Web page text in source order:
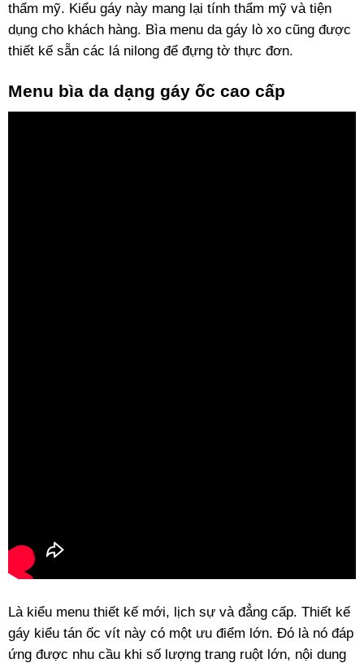
thẩm mỹ. Kiểu gáy này mang lại tính thẩm mỹ và tiện
dụng cho khách hàng. Bìa menu da gáy lò xo cũng được
thiết kế sẵn các lá nilong để đựng tờ thực đơn.
Menu bìa da dạng gáy ốc cao cấp
Là kiểu menu thiết kế mới, lịch sự và đẳng cấp. Thiết kế
gáy kiểu tán ốc vít này có một ưu điểm lớn. Đó là nó đáp
ứng được nhu cầu khi số lượng trang ruột lớn, nội dung